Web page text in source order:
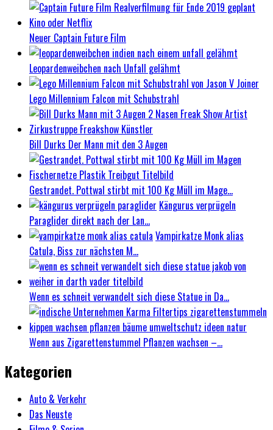
Neuer Captain Future Film
Leopardenweibchen nach Unfall gelähmt
Lego Millennium Falcon mit Schubstrahl
Bill Durks Der Mann mit den 3 Augen
Gestrandet. Pottwal stirbt mit 100 Kg Müll im Mage...
Kängurus verprügeln
Paraglider direkt nach der Lan...
Vampirkatze Monk alias
Catula, Biss zur nächsten M...
Wenn es schneit verwandelt sich diese Statue in Da...
Wenn aus Zigarettenstummel Pflanzen wachsen –...
Kategorien
Auto & Verkehr
Das Neuste